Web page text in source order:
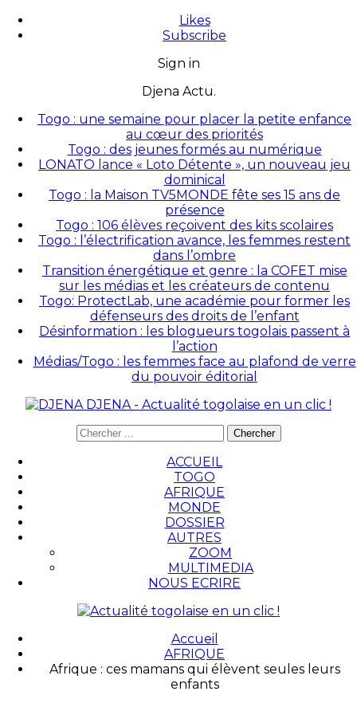
Likes
Subscribe
Sign in
Djena Actu.
Togo : une semaine pour placer la petite enfance
au cœur des priorités
Togo : des jeunes formés au numérique
LONATO lance « Loto Détente », un nouveau jeu
dominical
Togo : la Maison TV5MONDE fête ses 15 ans de
présence
Togo : 106 élèves reçoivent des kits scolaires
Togo : l’électrification avance, les femmes restent
dans l’ombre
Transition énergétique et genre : la COFET mise
sur les médias et les créateurs de contenu
Togo: ProtectLab, une académie pour former les
défenseurs des droits de l’enfant
Désinformation : les blogueurs togolais passent à
l’action
Médias/Togo : les femmes face au plafond de verre
du pouvoir éditorial
DJENA - Actualité togolaise en un clic !
ACCUEIL
TOGO
AFRIQUE
MONDE
DOSSIER
AUTRES
ZOOM
MULTIMEDIA
NOUS ECRIRE
Accueil
AFRIQUE
Afrique : ces mamans qui élèvent seules leurs
enfants